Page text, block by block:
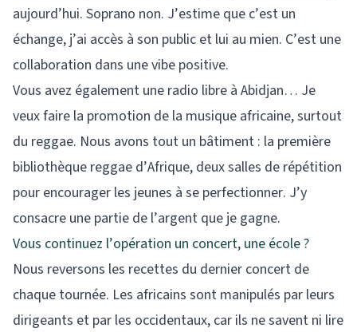
aujourd’hui. Soprano non. J’estime que c’est un
échange, j’ai accès à son public et lui au mien. C’est une
collaboration dans une vibe positive.
Vous avez également une radio libre à Abidjan… Je
veux faire la promotion de la musique africaine, surtout
du reggae. Nous avons tout un bâtiment : la première
bibliothèque reggae d’Afrique, deux salles de répétition
pour encourager les jeunes à se perfectionner. J’y
consacre une partie de l’argent que je gagne.
Vous continuez l’opération un concert, une école ?
Nous reversons les recettes du dernier concert de
chaque tournée. Les africains sont manipulés par leurs
dirigeants et par les occidentaux, car ils ne savent ni lire